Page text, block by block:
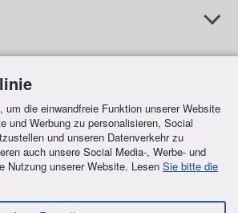
um die einwandfreie Funktion unserer Website
und Werbung zu personalisieren, Social
und unseren Datenverkehr zu
auch unsere Social Media-, Werbe- und
Nutzung unserer Website. Lesen Sie bitte die